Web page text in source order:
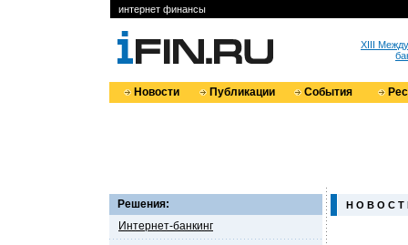
интернет финансы
XIII
Новости Публикации События
Решения:
Интернет-банкинг
Н О В О С Т